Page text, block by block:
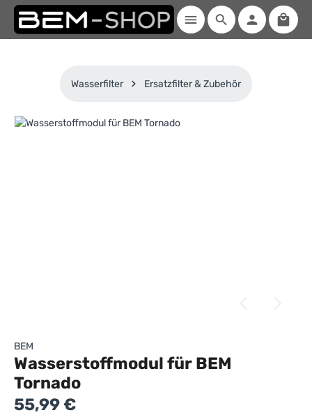
Zum Hauptinhalt springen
Wasserfilter Ersatzfilter & Zubehör
Bildergalerie überspringen
BEM
Wasserstoffmodul für BEM
Tornado
Regulärer Preis:
55,99 €